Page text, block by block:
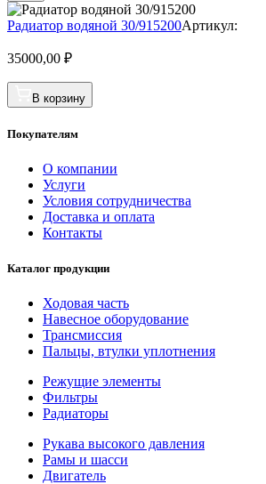
Радиатор водяной 30/915200Артикул:
35000,00 ₽
В корзину
Покупателям
О компании
Услуги
Условия сотрудничества
Доставка и оплата
Контакты
Каталог продукции
Ходовая часть
Навесное оборудование
Трансмиссия
Пальцы, втулки уплотнения
Режущие элементы
Фильтры
Радиаторы
Рукава высокого давления
Рамы и шасси
Двигатель